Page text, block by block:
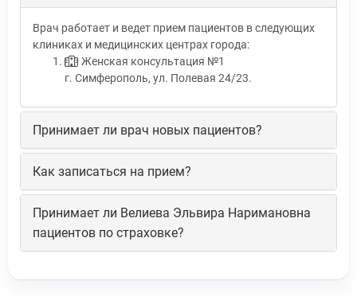
Врач работает и ведет прием пациентов в следующих
клиниках и медицинских центрах города:
Женская консультация №1
г. Симферополь, ул. Полевая 24/23.
Принимает ли врач новых пациентов?
Как записаться на прием?
Принимает ли Велиева Эльвира Наримановна
пациентов по страховке?